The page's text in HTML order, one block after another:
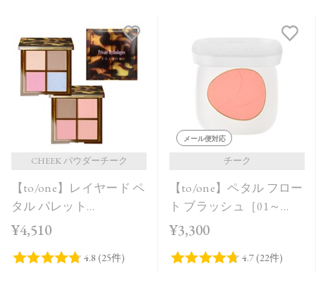
価格が安い
価格が高い
レビューが多い順
レビュー評価が高い順
人気順
CHEEK パウダーチーク
【to/one】レイヤード ペ
タル パレット
［EX01,EX02］＜限定品
¥4,510
メール便対応
チーク
【to/one】ペタル フロー
ト ブラッシュ［01～
03］
¥3,300